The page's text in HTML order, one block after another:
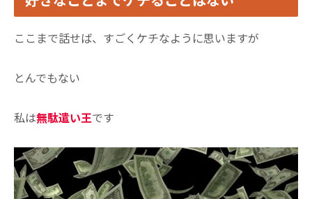
ここまで話せば、すごくケチなように思いますが
とんでもない
私は無駄遣い王です